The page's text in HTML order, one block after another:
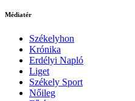
Médiatér
Székelyhon
Krónika
Erdélyi Napló
Liget
Székely Sport
Nőileg